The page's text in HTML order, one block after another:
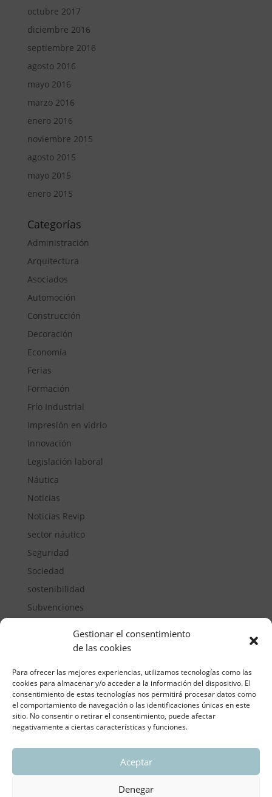
Gestionar el consentimiento
de las cookies
Para ofrecer las mejores experiencias, utilizamos tecnologías como las
cookies para almacenar y/o acceder a la información del dispositivo. El
consentimiento de estas tecnologías nos permitirá procesar datos como
el comportamiento de navegación o las identificaciones únicas en este
sitio. No consentir o retirar el consentimiento, puede afectar
negativamente a ciertas características y funciones.
Aceptar
Denegar
octubre 2017
diciembre 2016
septiembre 2016
agosto 2016
mayo 2016
marzo 2016
enero 2016
noviembre 2015
agosto 2015
mayo 2015
enero 2015
Categorías
Administración
Arquitectura
Asociados
Automoción
Construcción
Decoración
Economía
Ferias
Formación
Frío Industrial
Impresión en vidrio
Innovación
Legislación laboral
Náutica
Noticias
Noticias Revip
sector náutico
Seguridad
Sociedad
sostenibilidad
Subvenciones
ASOCIACIÓN REGIONAL VALENCIANA DE
Aviso legal y política de privacidad